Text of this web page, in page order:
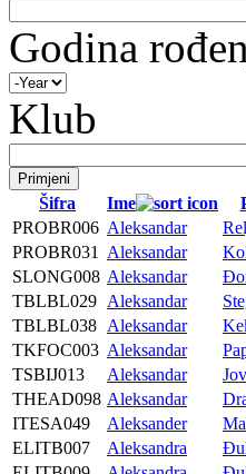
Godina
Klub
Šifra Ime
PROBR006 Aleksandar
PROBR031
Aleksandar
SLONG008 Aleksandar
TBLBL029 Aleksandar
TBLBL038 Aleksandar
TKFOC003 Aleksandar
TSBIJ013
Aleksandar
THEAD098 Aleksandar
ITESA049
Aleksander
ELITB007
Aleksandra